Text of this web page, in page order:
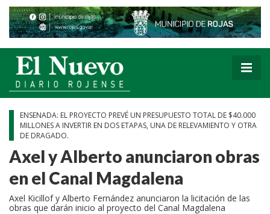
ENSENADA: EL PROYECTO PREVÉ UN PRESUPUESTO TOTAL DE $40.000
MILLONES A INVERTIR EN DOS ETAPAS, UNA DE RELEVAMIENTO Y OTRA
DE DRAGADO.
Axel y Alberto anunciaron obras
en el Canal Magdalena
Axel Kicillof y Alberto Fernández anunciaron la licitación de las
obras que darán inicio al proyecto del Canal Magdalena